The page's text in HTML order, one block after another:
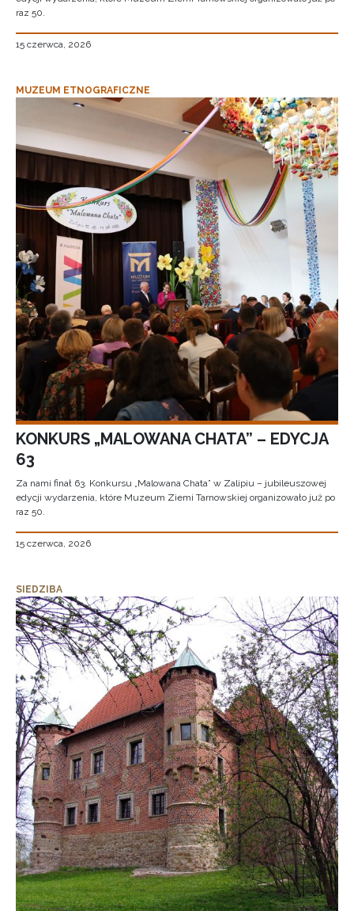
raz 50.
15 czerwca, 2026
MUZEUM ETNOGRAFICZNE
KONKURS „MALOWANA CHATA” – EDYCJA
63
Za nami finał 63. Konkursu „Malowana Chata” w Zalipiu – jubileuszowej
edycji wydarzenia, które Muzeum Ziemi Tarnowskiej organizowało już po
raz 50.
15 czerwca, 2026
SIEDZIBA